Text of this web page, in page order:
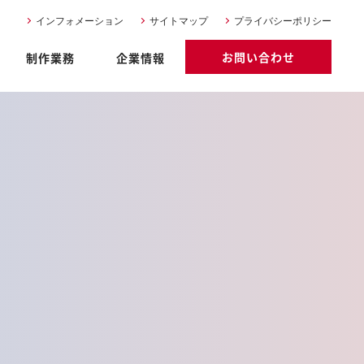
インフォメーション サイトマップ プライバシーポリシー
制作業務 企業情報 お問い合わせ